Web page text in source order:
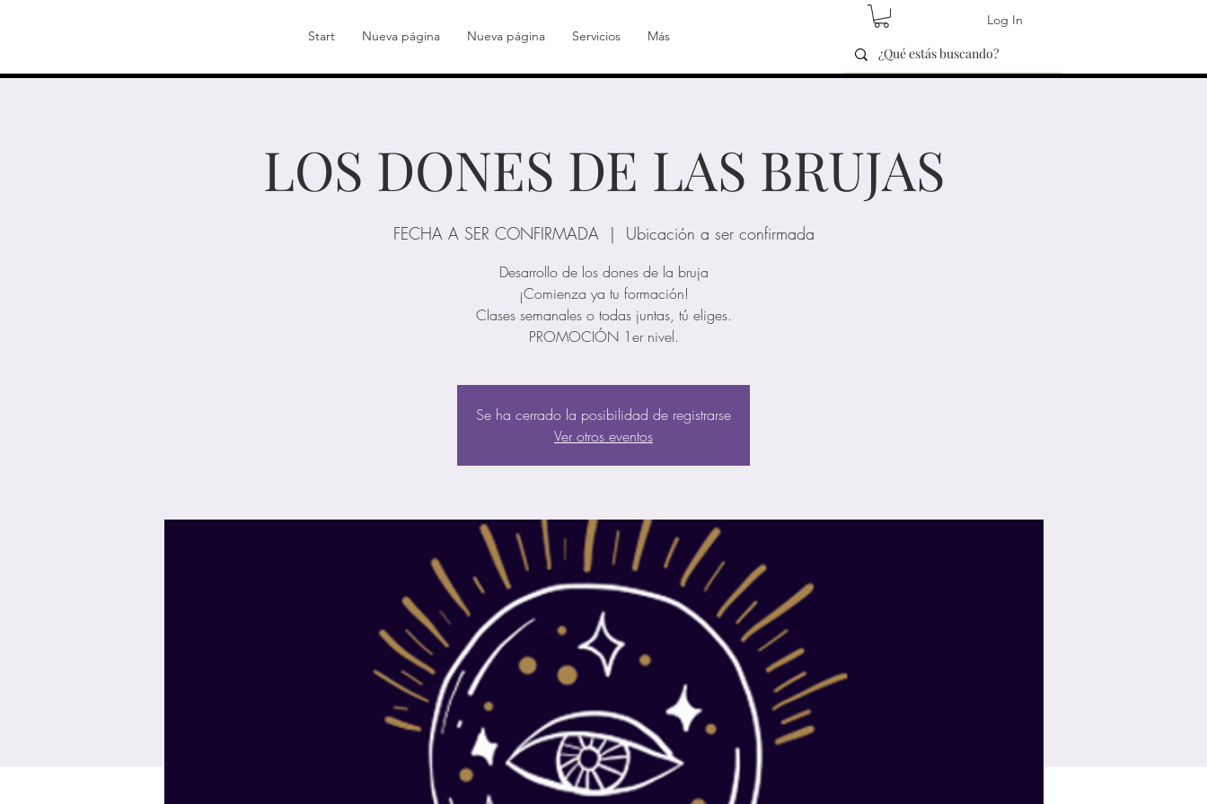
Start Nueva página Nueva página Servicios Más
Log In
LOS DONES DE LAS BRUJAS
FECHA A SER CONFIRMADA
  |
Ubicación a ser confirmada
Desarrollo de los dones de la bruja
¡​Comienza ya tu formación!
​Clases semanales o todas juntas, tú eliges.
​PROMOCIÓN 1er nivel.
Se ha cerrado la posibilidad de registrarse
Ver otros eventos